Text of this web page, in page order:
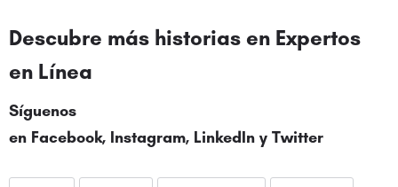
Descubre más historias en Expertos
en Línea
Síguenos
en Facebook, Instagram, LinkedIn y Twitter